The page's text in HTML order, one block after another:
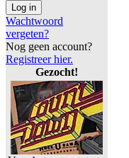
Wachtwoord
vergeten?
Nog geen account?
Registreer hier.
Gezocht!